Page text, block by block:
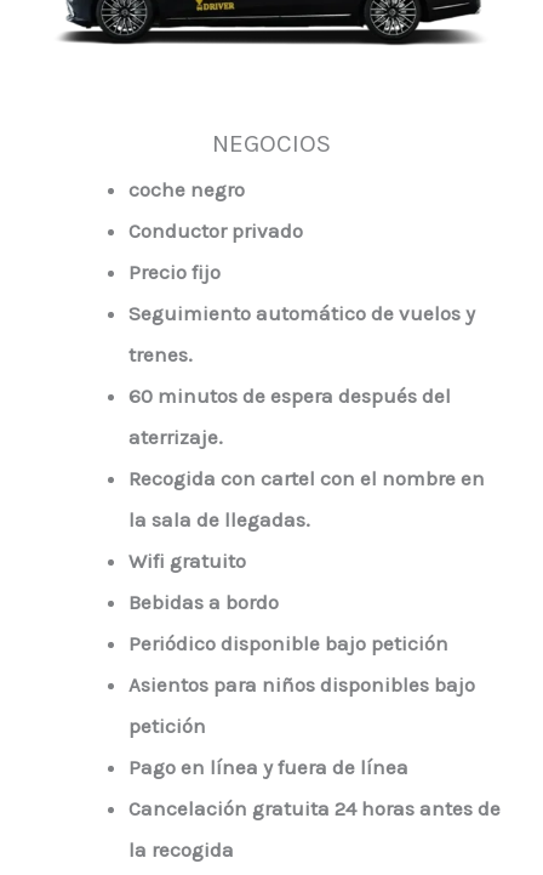
NEGOCIOS
coche negro
Conductor privado
Precio fijo
Seguimiento automático de vuelos y
trenes.
60 minutos de espera después del
aterrizaje.
Recogida con cartel con el nombre en
la sala de llegadas.
Wifi gratuito
Bebidas a bordo
Periódico disponible bajo petición
Asientos para niños disponibles bajo
petición
Pago en línea y fuera de línea
Cancelación gratuita 24 horas antes de
la recogida